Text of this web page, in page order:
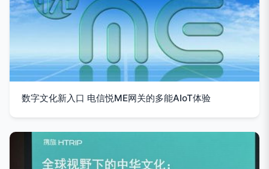
数字文化新入口 电信悦ME网关的多能AIoT体验